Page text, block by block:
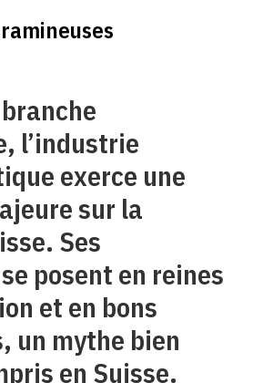
l’industrie
exerce une
sur la
Ses
posent en reines
et en bons
un mythe bien
en Suisse.